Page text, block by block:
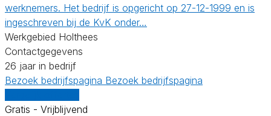
werknemers. Het bedrijf is opgericht op 27-12-1999 en is
ingeschreven bij de KvK onder…
Werkgebied Holthees
Contactgegevens
26 jaar in bedrijf
Bezoek bedrijfspagina Bezoek bedrijfspagina
Gratis - Vrijblijvend